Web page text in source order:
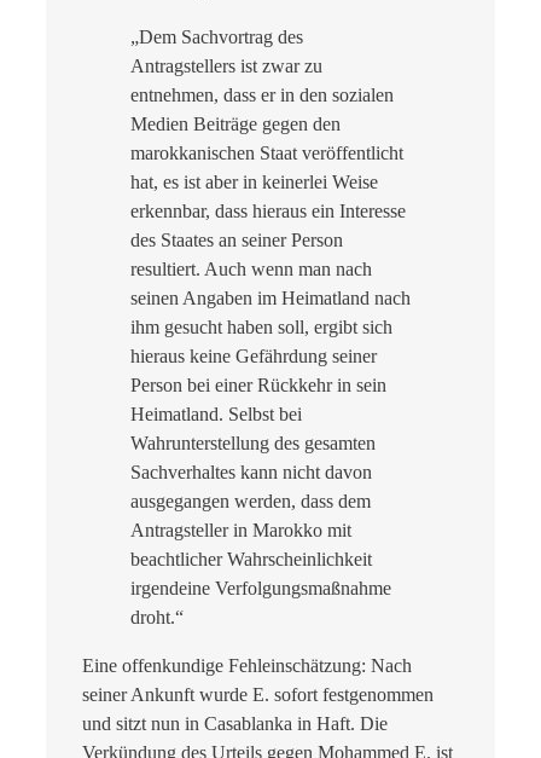
„Dem Sachvortrag des
Antragstellers ist zwar zu
entnehmen, dass er in den sozialen
Medien Beiträge gegen den
marokkanischen Staat veröffentlicht
hat, es ist aber in keinerlei Weise
erkennbar, dass hieraus ein Interesse
des Staates an seiner Person
resultiert. Auch wenn man nach
seinen Angaben im Heimatland nach
ihm gesucht haben soll, ergibt sich
hieraus keine Gefährdung seiner
Person bei einer Rückkehr in sein
Heimatland. Selbst bei
Wahrunterstellung des gesamten
Sachverhaltes kann nicht davon
ausgegangen werden, dass dem
Antragsteller in Marokko mit
beachtlicher Wahrscheinlichkeit
irgendeine Verfolgungsmaßnahme
droht.“
Eine offenkundige Fehleinschätzung: Nach
seiner Ankunft wurde E. sofort festgenommen
und sitzt nun in Casablanka in Haft. Die
Verkündung des Urteils gegen Mohammed E. ist